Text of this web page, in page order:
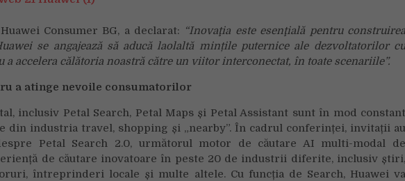
Consumer BG, a declarat: “Inovaţia este esenţială pentru construirea
se angajează să aducă laolaltă mințile puternice ale dezvoltatorilor cu
accelera călătoria noastră către un viitor interconectat, în toate scenariile”.
a atinge nevoile consumatorilor
inclusiv Petal Search, Petal Maps și Petal Assistant sunt în mod constant
din industria travel, shopping și „nearby”. În cadrul conferinței, invitații au
Petal Search 2.0, următorul motor de căutare AI multi-modal de
de căutare inovatoare în peste 20 de industrii diferite, inclusiv știri,
întreprinderi locale și multe altele. Cu funcția de Search, Huawei va